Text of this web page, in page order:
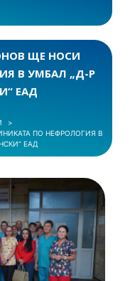
ЩЕ НОСИ
В УМБАЛ „Д-Р
ЕАД
ПО НЕФРОЛОГИЯ В
ЕАД